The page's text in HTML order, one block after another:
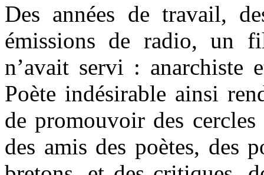
Des années de travail,
émissions de radio, un
n’avait servi : anarchiste
Poète indésirable ainsi
de promouvoir des cercles
des amis des poètes, des